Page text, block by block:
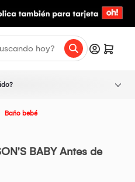
Baño bebé
BABY Antes de